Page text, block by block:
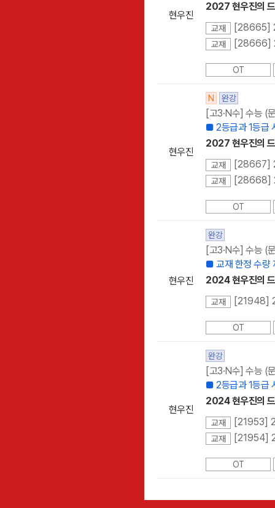
현우진
2027 현우진의
교재 [28665]
교재 [28666]
OT
현우진
N 완강
[고3·N수] 수능 (
■ 2등급과 1등급
2027 현우진의
교재 [28667]
교재 [28668]
OT
현우진
완강
[고3·N수] 수능 (
■ 교재 한정 수량
2024 현우진의
교재 [21948]
OT
현우진
완강
[고3·N수] 수능 (
■ 2등급과 1등급
2024 현우진의
교재 [21953]
교재 [21954]
OT